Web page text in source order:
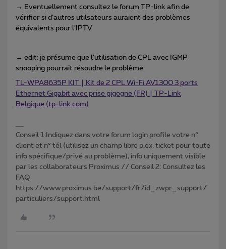
→ Eventuellement consultez le forum TP-link afin de
vérifier si d’autres utilsateurs auraient des problèmes
équivalents pour l’IPTV
→ edit: je présume que l’utilisation de CPL avec IGMP
snooping pourrait résoudre le problème
TL-WPA8635P KIT | Kit de 2 CPL Wi-Fi AV1300 3 ports
Ethernet Gigabit avec prise gigogne (FR) | TP-Link
Belgique (tp-link.com)
Conseil 1:Indiquez dans votre forum login profile votre n°
client et n° tél (utilisez un champ libre p.ex. ticket pour toute
info spécifique/privé au problème), info uniquement visible
par les collaborateurs Proximus // Conseil 2: Consultez les
FAQ
https://www.proximus.be/support/fr/id_zwpr_support/
particuliers/support.html